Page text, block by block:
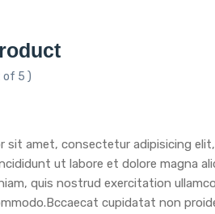
of 5 )
sit amet, consectetur adipisicing
ut labore et dolore magna
quis nostrud exercitation
cupidatat non